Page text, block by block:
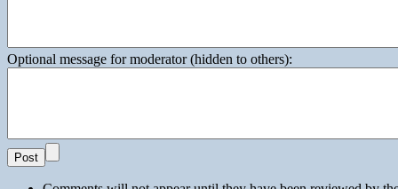
Optional message for moderator (hidden to others):